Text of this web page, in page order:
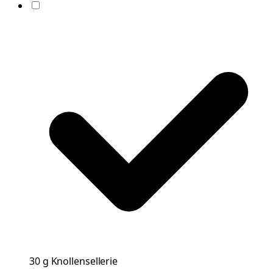
30g Knollensellerie